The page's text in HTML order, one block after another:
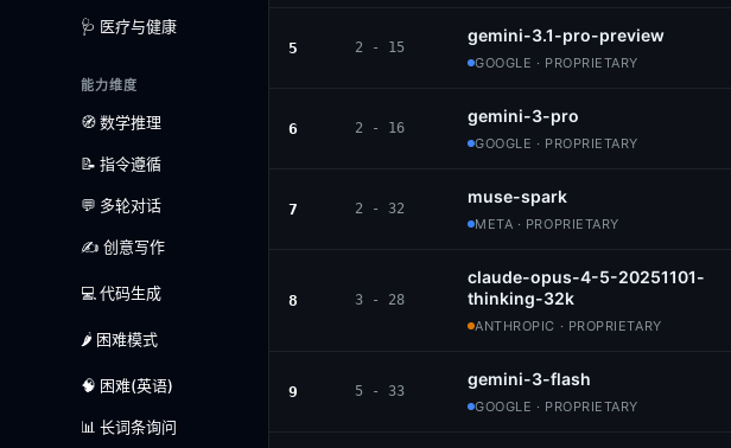
🩺 医疗与健康
能力维度
🧭 数学推理
📝 指令遵循
💬 多轮对话
✍️ 创意写作
💻 代码生成
🌶️ 困难模式
🧠 困难(英语)
📊 长词条询问
5 2 - 15
gemini-3.1-pro-preview
GOOGLE · PROPRIETARY
6 2 - 16
gemini-3-pro
GOOGLE · PROPRIETARY
7 2 - 32
muse-spark
META · PROPRIETARY
8 3 - 28
claude-opus-4-5-20251101-
thinking-32k
ANTHROPIC · PROPRIETARY
9 5 - 33
gemini-3-flash
GOOGLE · PROPRIETARY